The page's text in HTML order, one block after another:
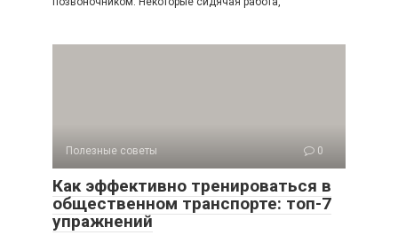
Полезные советы 0
Как эффективно тренироваться в
общественном транспорте: топ-7
упражнений